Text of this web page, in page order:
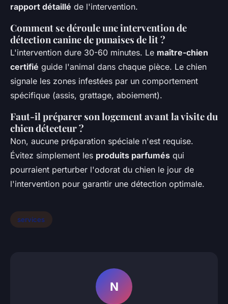
rapport détaillé de l'intervention.
Comment se déroule une intervention de
détection canine de punaises de lit ?
L'intervention dure 30-60 minutes. Le maître-chien
certifié guide l'animal dans chaque pièce. Le chien
signale les zones infestées par un comportement
spécifique (assis, grattage, aboiement).
Faut-il préparer son logement avant la visite du
chien détecteur ?
Non, aucune préparation spéciale n'est requise.
Évitez simplement les produits parfumés qui
pourraient perturber l'odorat du chien le jour de
l'intervention pour garantir une détection optimale.
services
N